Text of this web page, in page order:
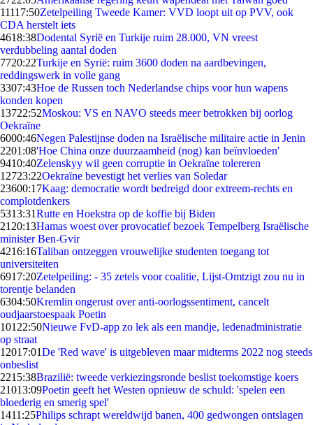
11117:50Zetelpeiling Tweede Kamer: VVD loopt uit op PVV, ook
CDA herstelt iets
4618:38Dodental Syrië en Turkije ruim 28.000, VN vreest
verdubbeling aantal doden
7720:22Turkije en Syrië: ruim 3600 doden na aardbevingen,
reddingswerk in volle gang
3307:43Hoe de Russen toch Nederlandse chips voor hun wapens
konden kopen
13722:52Moskou: VS en NAVO steeds meer betrokken bij oorlog
Oekraïne
6000:46Negen Palestijnse doden na Israëlische militaire actie in Jenin
2201:08'Hoe China onze duurzaamheid (nog) kan beïnvloeden'
9410:40Zelenskyy wil geen corruptie in Oekraïne tolereren
12723:22Oekraïne bevestigt het verlies van Soledar
23600:17Kaag: democratie wordt bedreigd door extreem-rechts en
complotdenkers
5313:31Rutte en Hoekstra op de koffie bij Biden
21 20:13Hamas woest over provocatief bezoek Tempelberg Israëlische
minister Ben-Gvir
4216:16Taliban ontzeggen vrouwelijke studenten toegang tot
universiteiten
6917:20Zetelpeiling: - 35 zetels voor coalitie, Lijst-Omtzigt zou nu in
torentje belanden
6304:50Kremlin ongerust over anti-oorlogssentiment, cancelt
oudjaarstoespaak Poetin
101 22:50Nieuwe FvD-app zo lek als een mandje, ledenadministratie
op straat
12017:01De 'Red wave' is uitgebleven maar midterms 2022 nog steeds
onbeslist
2215:38Brazilië: tweede verkiezingsronde beslist toekomstige koers
21013:09Poetin geeft het Westen opnieuw de schuld: 'spelen een
bloederig en smerig spel'
1411:25Philips schrapt wereldwijd banen, 400 gedwongen ontslagen